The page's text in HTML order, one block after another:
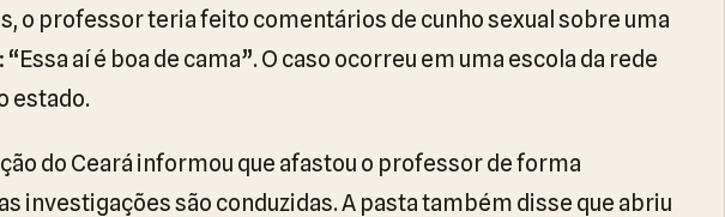
o professor teria feito comentários de cunho sexual sobre uma
aí é boa de cama”. O caso ocorreu em uma escola da rede
estado.
do Ceará informou que afastou o professor de forma
investigações são conduzidas. A pasta também disse que abriu